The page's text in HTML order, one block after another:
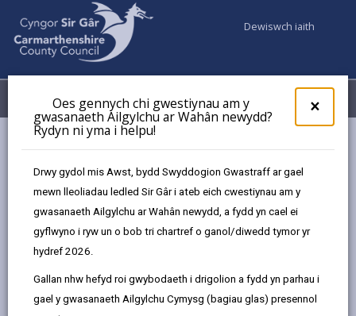
×
Oes gennych chi gwestiynau am y
gwasanaeth Ailgylchu ar Wahân newydd?
Rydyn ni yma i helpu!
Drwy gydol mis Awst, bydd Swyddogion Gwastraff ar gael
mewn lleoliadau ledled Sir Gâr i ateb eich cwestiynau am y
gwasanaeth Ailgylchu ar Wahân newydd, a fydd yn cael ei
gyflwyno i ryw un o bob tri chartref o ganol/diwedd tymor yr
hydref 2026.
Gallan nhw hefyd roi gwybodaeth i drigolion a fydd yn parhau i
gael y gwasanaeth Ailgylchu Cymysg (bagiau glas) presennol
Dewiswch iaith
Dewislen
Etholiad Cyffredinol Seneddol y Deyrnas Unedig
Etholiad Cyffredinol Seneddol y
Deyrnas Unedig 2024
Diweddarwyd y dudalen ar: 14/11/2025
share
share
share
share